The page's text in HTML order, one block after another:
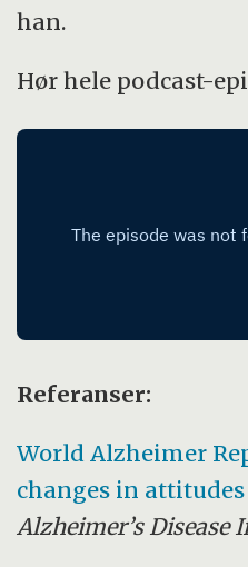
han.
Hør hele podcast-
Referanser:
World Alzheimer
changes in
Alzheimer’s Disease